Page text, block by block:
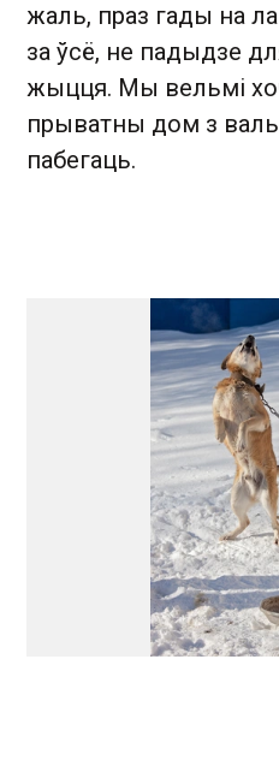
жаль, праз гады на
за ўсё, не падыдзе
жыцця. Мы вельмі
прыватны дом з
пабегаць.